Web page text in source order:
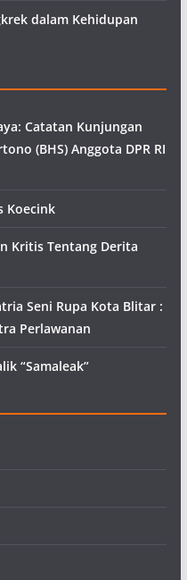
dalam Kehidupan
Catatan Kunjungan
(BHS) Anggota DPR RI
Koecink
Kritis Tentang Derita
Seni Rupa Kota Blitar :
Perlawanan
“Samaleak”